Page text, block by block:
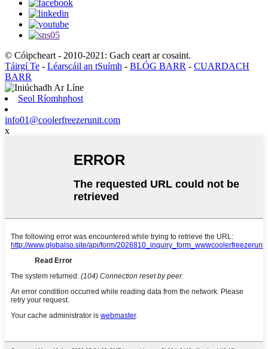
© Cóipcheart - 2010-2021: Gach ceart ar cosaint.
Táirgí Te - Léarscáil an tSuímh - BLÓG BARR - CUARDACH
BARR
Seol Ríomhphost
info01@coolerfreezerunit.com
x